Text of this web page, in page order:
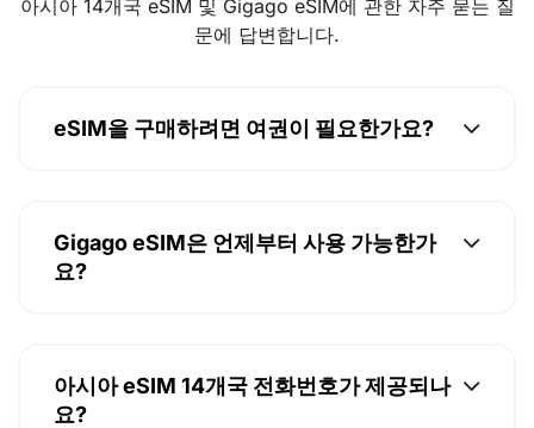
아시아 14개국 eSIM 및 Gigago eSIM에 관한 자주 묻는 질
문에 답변합니다.
eSIM을 구매하려면 여권이 필요한가요?
Gigago eSIM은 언제부터 사용 가능한가
요?
아시아 eSIM 14개국 전화번호가 제공되나
요?